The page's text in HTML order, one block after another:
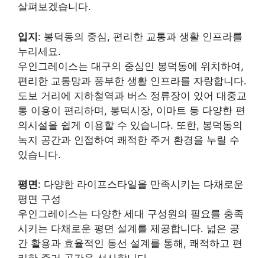
살펴보겠습니다.
입지: 봉덕동의 중심, 편리한 교통과 생활 인프라를
누리세요.
우인그레이스는 대구의 중심인 봉덕동에 위치하여,
편리한 교통망과 풍부한 생활 인프라를 자랑합니다.
도보 거리에 지하철역과 버스 정류장이 있어 대중교
통 이용이 편리하며, 봉덕시장, 이마트 등 다양한 편
의시설을 쉽게 이용할 수 있습니다. 또한, 봉덕동의
녹지 공간과 인접하여 쾌적한 주거 환경을 누릴 수
있습니다.
평면: 다양한 라이프스타일을 만족시키는 다채로운
평면 구성
우인그레이스는 다양한 세대 구성원의 필요를 충족
시키는 다채로운 평면 설계를 제공합니다. 넓은 공
간 활용과 효율적인 동선 설계를 통해, 쾌적하고 편